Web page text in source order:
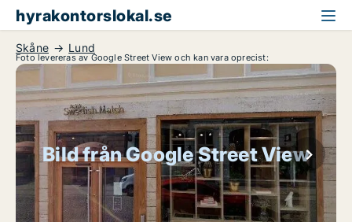
hyrakontorslokal.se
Skåne Lund
Foto levereras av Google Street View och kan vara oprecist:
Bild från Google Street View